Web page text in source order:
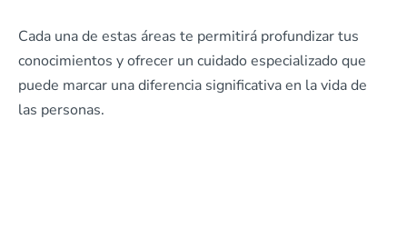
Cada una de estas áreas te permitirá profundizar tus
conocimientos y ofrecer un cuidado especializado que
puede marcar una diferencia significativa en la vida de
las personas.